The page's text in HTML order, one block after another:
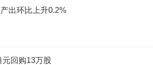
出环比上升0.2%
回购13万股